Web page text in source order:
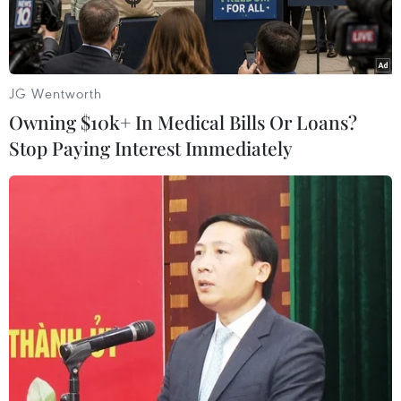
Ủy viên Bộ Chính trị, Bộ trưởng Bộ Công an, Đại tướng Tô Lâm
phát biểu tại buổi làm việc. (Ảnh: Phan Tuấn Anh/TTXVN)
Trong hai ngày 13 và 14/5, Đoàn công tác của Bộ
Công an do Đại tướng Tô Lâm, Ủy viên Bộ Chính
trị, Bộ trưởng Bộ Công an, làm trưởng đoàn,
JG Wentworth
Owning $10k+ In Medical Bills Or Loans?
Stop Paying Interest Immediately